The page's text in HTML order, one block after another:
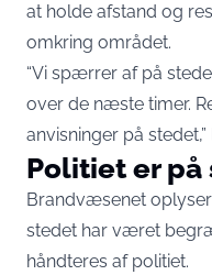
at holde afstand og
omkring området.
“Vi spærrer af på
over de næste timer.
anvisninger på
Politiet er på
Brandvæsenet
stedet har været
håndteres af politiet.